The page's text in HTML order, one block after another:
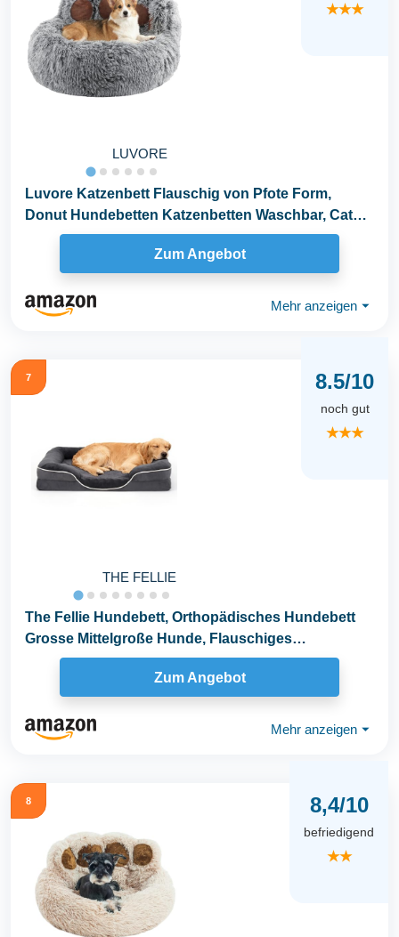
LUVORE
★★★
Luvore Katzenbett Flauschig von Pfote Form,
Donut Hundebetten Katzenbetten Waschbar, Cat
Bed Bequem...
Zum Angebot
Mehr anzeigen ⏷
7
THE FELLIE
8.5/10
noch gut
★★★
The Fellie Hundebett, Orthopädisches Hundebett
Grosse Mittelgroße Hunde, Flauschiges
Hundekissen...
Zum Angebot
Mehr anzeigen ⏷
8 8,4/10
befriedigend
★★